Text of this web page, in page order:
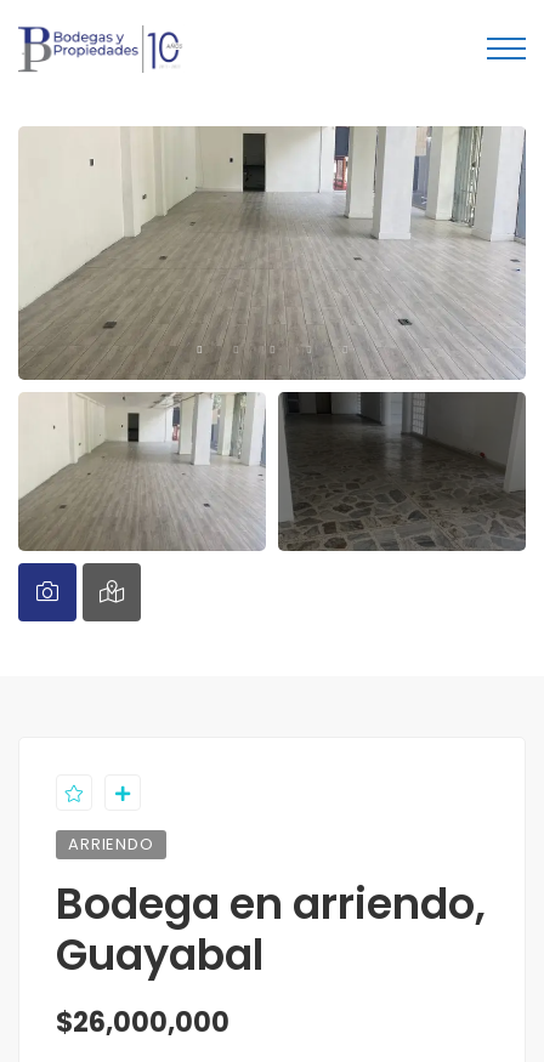
ARRIENDO
Bodega en arriendo,
Guayabal
$26,000,000